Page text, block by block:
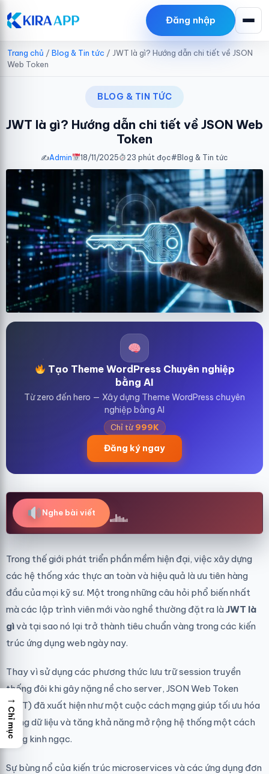
Đăng nhập
Trang chủ / Blog & Tin tức / JWT là gì? Hướng dẫn chi tiết về JSON
Web Token
BLOG & TIN TỨC
JWT là gì? Hướng dẫn chi tiết về JSON Web
Token
✍️Admin 18/11/2025 23 phút đọc# Blog & Tin tức
Tạo Theme WordPress Chuyên nghiệp
bằng AI
Từ zero đến hero — Xây dựng Theme WordPress chuyên
nghiệp bằng AI
Chỉ từ 999K
Đăng ký ngay
Nghe bài viết
Trong thế giới phát triển phần mềm hiện đại, việc xây dựng
các hệ thống xác thực an toàn và hiệu quả là ưu tiên hàng
đầu của mọi kỹ sư. Một trong những câu hỏi phổ biến nhất
mà các lập trình viên mới vào nghề thường đặt ra là JWT là
gìvà tại sao nó lại trở thành tiêu chuẩn vàng trong các kiến
trúc ứng dụng web ngày nay.
Thay vì sử dụng các phương thức lưu trữ session truyền
thống đôi khi gây nặng nề cho server, JSON Web Token
(JWT) đã xuất hiện như một cuộc cách mạng giúp tối ưu hóa
luồng dữ liệu và tăng khả năng mở rộng hệ thống một cách
đáng kinh ngạc.
Sự bùng nổ của kiến trúc microservices và các ứng dụng đơn
→
Chỉ mục
Duong Vu Van
Miễn phí mẫu website tin tức